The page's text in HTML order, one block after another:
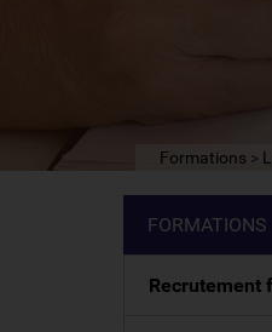
Formations
FORMATIONS
Recrutement